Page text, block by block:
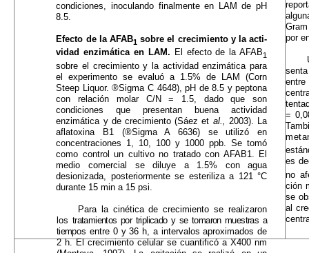
condiciones, inoculando finalmente en LAM de pH
8.5.
Efecto de la AFAB1 sobre el crecimiento y la acti­
vidad enzimática en LAM. El efecto de la AFAB1
sobre el crecimiento y la actividad enzimática para
el experimento se evaluó a 1.5% de LAM (Corn
Steep Liquor. ®Sigma C 4648), pH de 8.5 y peptona
con relación molar C/N = 1.5, dado que son
condiciones que presentan buena actividad
enzimática y de cre­cimiento (Sáez et al., 2003). La
aflatoxina B1 (®Sigma A 6636) se utilizó en
concentraciones 1, 10, 100 y 1000 ppb. Se tomó
como control un cultivo no trata­do con AFAB1. El
medio comercial se diluye a 1.5% con agua
desionizada, posteriormente se esteriliza a 121 °C
durante 15 min a 15 psi.
Para la cinética de crecimiento se realizaron
los tratamientos por triplicado y se tomaron muestras a
tiem­pos entre 0 y 36 h, a intervalos aproximados de
2 h. El crecimiento celular se cuantificó a X400 nm
por
entre
=
es
no
ción
se
al